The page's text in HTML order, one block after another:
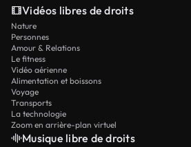
Vidéos libres de droits
Nature
Personnes
Amour & Relations
Le fitness
Vidéo aérienne
Alimentation et boissons
Voyage
Transports
La technologie
Zoom en arrière-plan virtuel
Musique libre de droits